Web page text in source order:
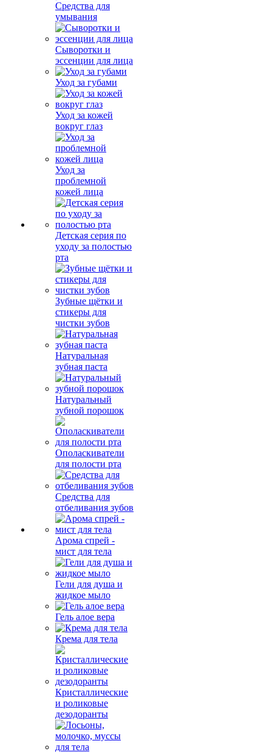
Средства для
умывания
Сыворотки и
эссенции для лица
Уход за губами
Уход за кожей
вокруг глаз
Уход за
проблемной
кожей лица
Детская серия по
уходу за полостью
рта
Зубные щётки и
стикеры для
чистки зубов
Натуральная
зубная паста
Натуральный
зубной порошок
Ополаскиватели
для полости рта
Средства для
отбеливания зубов
Арома спрей -
мист для тела
Гели для душа и
жидкое мыло
Гель алое вера
Крема для тела
Кристаллические
и роликовые
дезодоранты